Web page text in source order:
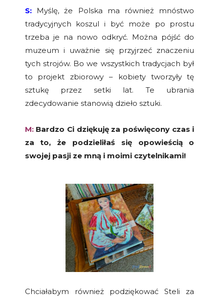
S:
Myślę, że Polska ma również mnóstwo
tradycyjnych koszul i być może po prostu
trzeba je na nowo odkryć. Można pójść do
muzeum i uważnie się przyjrzeć znaczeniu
tych strojów. Bo we wszystkich tradycjach był
to projekt zbiorowy – kobiety tworzyły tę
sztukę przez setki lat. Te ubrania
zdecydowanie stanowią dzieło sztuki.
M: Bardzo Ci dziękuję za poświęcony czas i
za to, że podzieliłaś się opowieścią o
swojej pasji ze mną i moimi czytelnikami!
Chciałabym również podziękować Steli za